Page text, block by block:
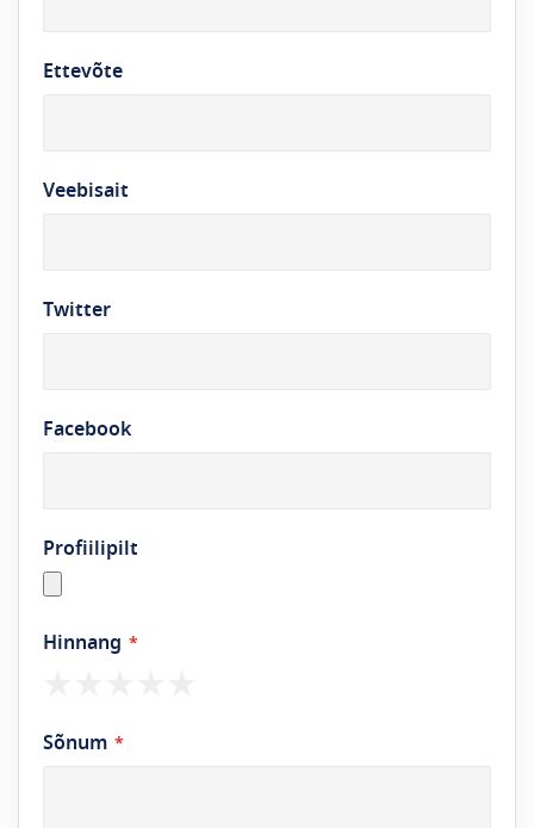
Ettevõte
Veebisait
Twitter
Facebook
Profiilipilt
Hinnang
Sõnum